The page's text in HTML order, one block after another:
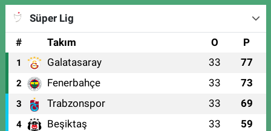
Süper Lig
#
Takım O P
1 Galatasaray 33 77
2 Fenerbahçe 33 73
3 Trabzonspor 33 69
4 Beşiktaş 33 59